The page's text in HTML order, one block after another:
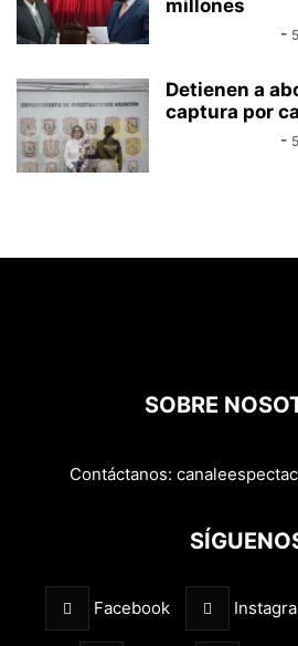
millones
-
Detienen a
captura por
-
SOBRE
Contáctanos:
Facebook